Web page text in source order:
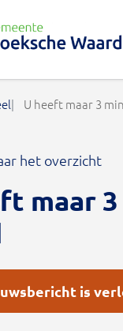
U heeft maar 3
het overzicht
maar
is